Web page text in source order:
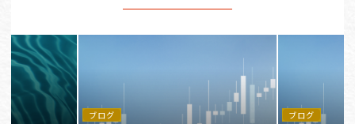
ブログ ブログ